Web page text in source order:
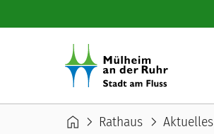
Pfadnavigation
home chevron_right Rathaus chevron_right Aktuelles